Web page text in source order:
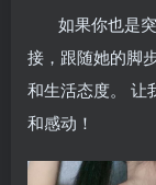
如果你也是突
接，跟随她的脚
和生活态度。 让
和感动！